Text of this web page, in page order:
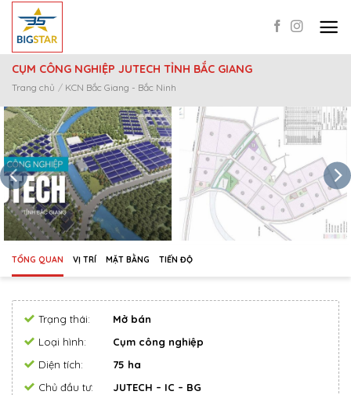
content
CỤM CÔNG NGHIỆP JUTECH TỈNH BẮC GIANG
Trang chủ / KCN Bắc Giang - Bắc Ninh
TỔNG QUAN VỊ TRÍ MẶT BẰNG TIẾN ĐỘ
Trạng thái:
Mở bán
Loại hình:
Cụm công nghiệp
Diện tích:
75 ha
Chủ đầu tư:
JUTECH – IC – BG